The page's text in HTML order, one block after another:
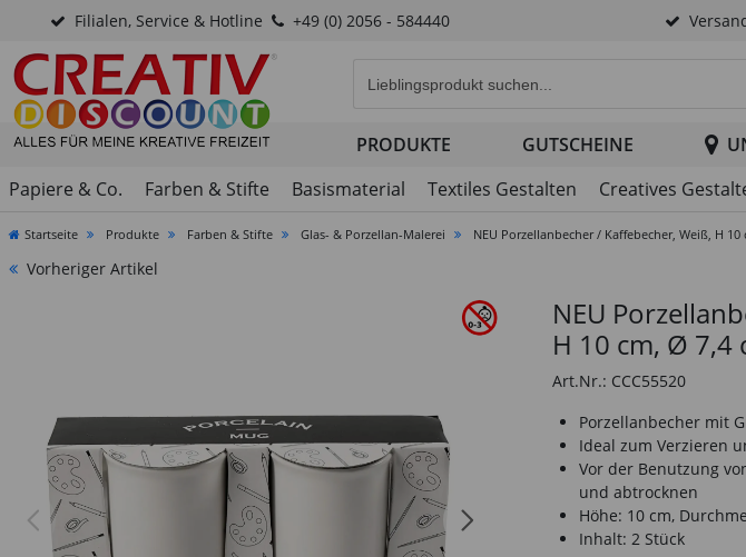
Filialen, Service & Hotline +49 (0) 2056 - 584440
PRODUKTE GUTSCHEINE
Papiere & Co.
Farben & Stifte Basismaterial Textiles Gestalten Creatives
Startseite Produkte Farben & Stifte Glas- & Porzellan-Malerei NEU Porzellanbecher / Kaffebecher, Weiß, H 10
Vorheriger Artikel
NEU
H 10 cm, Ø 7,4
Art.Nr.: CCC55520
Porzellanbecher mit
Ideal zum Verzieren
Vor der Benutzung
und abtrocknen
Höhe: 10 cm,
Inhalt: 2 Stück